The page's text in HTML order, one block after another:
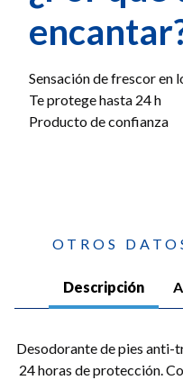
Sensación de frescor en
Te protege hasta 24 h
Producto de confianza
OTROS
Descripción
Desodorante de pies anti-
24 horas de protección.